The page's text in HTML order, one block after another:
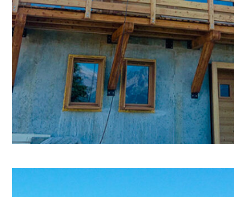
CHALETS NEUFS
Chalet poteaux
en mélèze alpin